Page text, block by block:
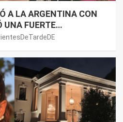
A LA ARGENTINA CON
UNA FUERTE
MAURO ICARDI